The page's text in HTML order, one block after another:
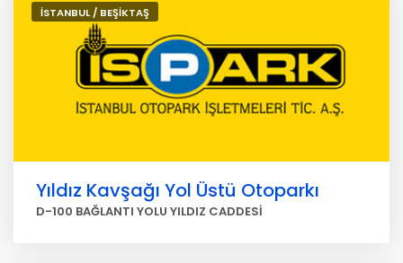
İSTANBUL / BEŞİKTAŞ
Yıldız Kavşağı Yol Üstü Otoparkı
D-100 BAĞLANTI YOLU YILDIZ CADDESİ